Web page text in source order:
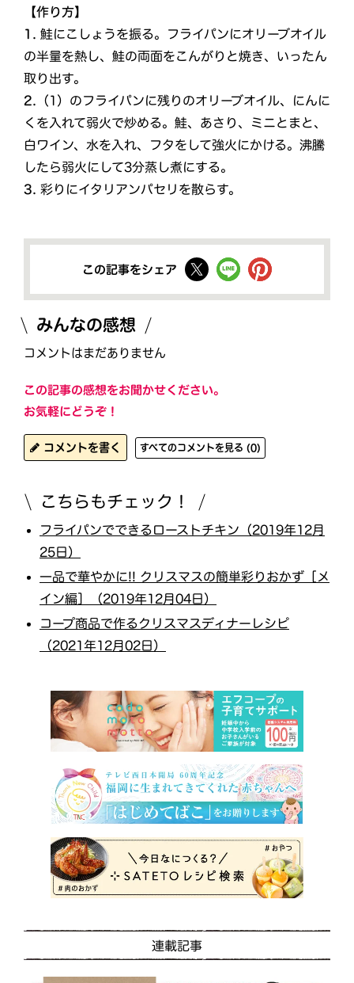
【作り方】
1. 鮭にこしょうを振る。フライパンにオリーブオイル
の半量を熱し、鮭の両面をこんがりと焼き、いったん
取り出す。
2. （1）のフライパンに残りのオリーブオイル、にんに
くを入れて弱火で炒める。鮭、あさり、ミニとまと、
白ワイン、水を入れ、フタをして強火にかける。沸騰
したら弱火にして3分蒸し煮にする。
3. 彩りにイタリアンパセリを散らす。
この記事をシェア
みんなの感想
コメントはまだありません
この記事の感想をお聞かせください。
お気軽にどうぞ！
コメントを書く すべてのコメントを見る (0)
こちらもチェック！
フライパンでできるローストチキン（2019年12月
25日）
一品で華やかに!! クリスマスの簡単彩りおかず［メ
イン編］（2019年12月04日）
コープ商品で作るクリスマスディナーレシピ
（2021年12月02日）
連載記事